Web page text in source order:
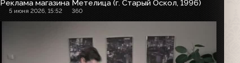
Реклама магазина Метелица (г. Старый Оскол, 1996)
5 июня 2026, 15:52 360